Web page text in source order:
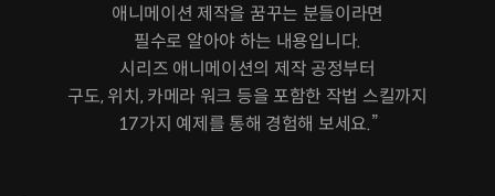
애니메이션 제작을 꿈꾸는 분들이라면
필수로 알아야 하는 내용입니다.
시리즈 애니메이션의 제작 공정부터
구도, 위치, 카메라 워크 등을 포함한 작법 스킬까지
17가지 예제를 통해 경험해 보세요.”